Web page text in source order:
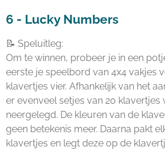
6 - Lucky Numbers
📝 Speluitleg:
Om te winnen, probeer je in een
eerste je speelbord van 4x4 vakjes
klavertjes vier. Afhankelijk van het
er evenveel setjes van 20 klavertjes
neergelegd. De kleuren van de
geen betekenis meer. Daarna pakt
klavertjes en legt deze op de